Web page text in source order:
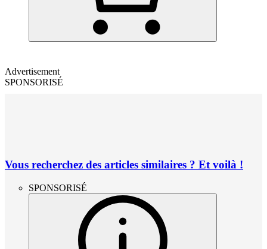
Advertisement
SPONSORISÉ
Vous recherchez des articles similaires ? Et voilà !
SPONSORISÉ